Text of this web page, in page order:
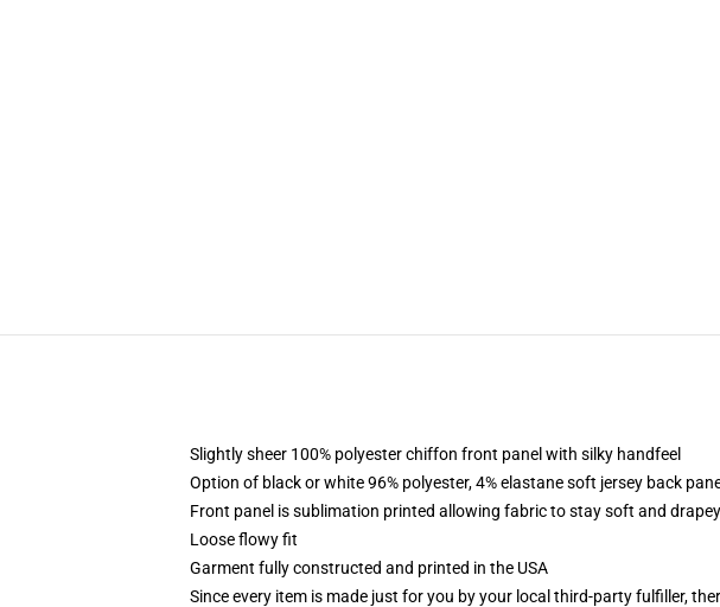
Slightly sheer 100% polyester chiffon front panel with silky handfeel
Option of black or white 96% polyester, 4% elastane soft jersey back
Front panel is sublimation printed allowing fabric to stay soft and drapey
Loose flowy fit
Garment fully constructed and printed in the USA
Since every item is made just for you by your local third-party fulfiller,